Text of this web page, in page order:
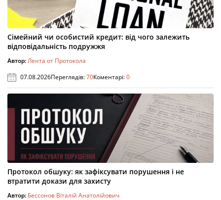
Сімейний чи особистий кредит: від чого залежить
відповідальність подружжя
Автор:Лента от Протокола
07.08.2026Переглядів:70Коментарі:0
Протокол обшуку: як зафіксувати порушення і не
втратити докази для захисту
Автор: Бессонов Віталій Анатолійович